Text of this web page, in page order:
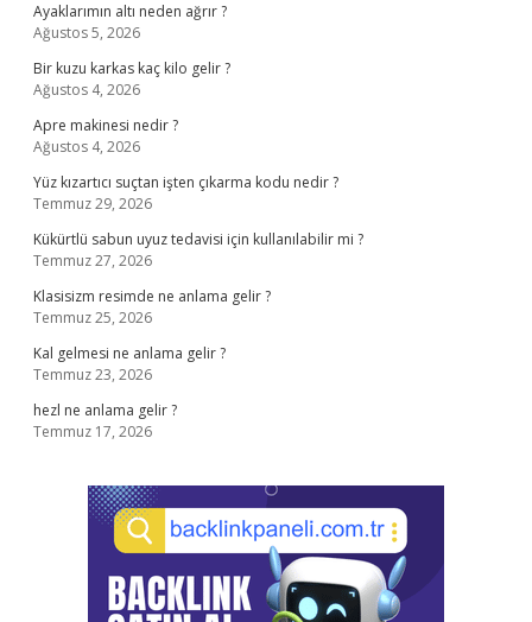
Ayaklarımın altı neden ağrır ?
Ağustos 5, 2026
Bir kuzu karkas kaç kilo gelir ?
Ağustos 4, 2026
Apre makinesi nedir ?
Ağustos 4, 2026
Yüz kızartıcı suçtan işten çıkarma kodu nedir ?
Temmuz 29, 2026
Kükürtlü sabun uyuz tedavisi için kullanılabilir mi ?
Temmuz 27, 2026
Klasisizm resimde ne anlama gelir ?
Temmuz 25, 2026
Kal gelmesi ne anlama gelir ?
Temmuz 23, 2026
hezl ne anlama gelir ?
Temmuz 17, 2026